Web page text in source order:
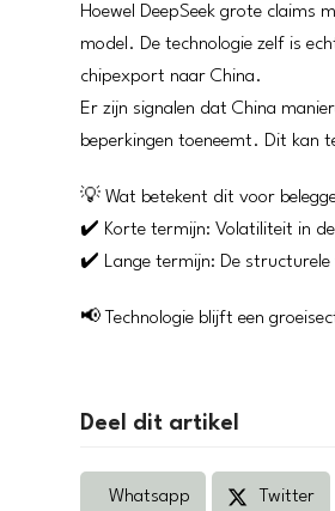
Hoewel DeepSeek grote claims
model. De technologie zelf is
chipexport naar China.
Er zijn signalen dat China
beperkingen toeneemt. Dit kan
💡 Wat betekent dit voor
✔️ Korte termijn: Volatiliteit in
✔️ Lange termijn: De structurele
📢 Technologie blijft een
Deel dit artikel
Whatsapp Twitter